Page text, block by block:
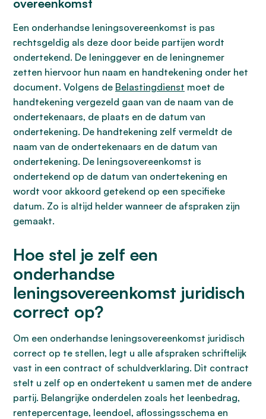
overeenkomst
Een onderhandse leningsovereenkomst is pas
rechtsgeldig als deze door beide partijen wordt
ondertekend. De leninggever en de leningnemer
zetten hiervoor hun naam en handtekening onder het
document. Volgens de Belastingdienst moet de
handtekening vergezeld gaan van de naam van de
ondertekenaars, de plaats en de datum van
ondertekening. De handtekening zelf vermeldt de
naam van de ondertekenaars en de datum van
ondertekening. De leningsovereenkomst is
ondertekend op de datum van ondertekening en
wordt voor akkoord getekend op een specifieke
datum. Zo is altijd helder wanneer de afspraken zijn
gemaakt.
Hoe stel je zelf een
onderhandse
leningsovereenkomst juridisch
correct op?
Om een onderhandse leningsovereenkomst juridisch
correct op te stellen, legt u alle afspraken schriftelijk
vast in een contract of schuldverklaring. Dit contract
stelt u zelf op en ondertekent u samen met de andere
partij. Belangrijke onderdelen zoals het leenbedrag,
rentepercentage, leendoel, aflossingsschema en